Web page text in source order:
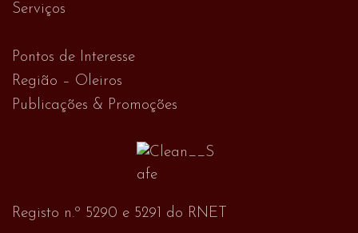
Serviços
Pontos de Interesse
Região – Oleiros
Publicações & Promoções
Registo n.º 5290 e 5291 do RNET